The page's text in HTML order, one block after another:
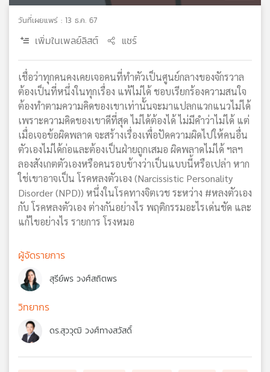
วันที่เผยแพร่ : 13 ธ.ค. 67
เพิ่มในเพลย์ลิสต์ แชร์
เชื่อว่าทุกคนคงเคยเจอคนที่ทำตัวเป็นศูนย์กลางของจักรวาล
ต้องเป็นที่หนึ่งในทุกเรื่อง แพ้ไม่ได้ ชอบเรียกร้องความสนใจ
ต้องทำตามความคิดของเขาเท่านั้นจะมาแปลกแวกแนวไม่ได้
เพราะความคิดของเขาดีที่สุด ไม่ได้ต้องได้ ไม่มีคำว่าไม่ได้ แต่
เมื่อเจอข้อผิดพลาด จะสร้างเรื่องเพื่อปัดความผิดไปให้คนอื่น
ตัวเองไม่ได้ก่อและต้องเป็นฝ่ายถูกเสมอ ผิดพลาดไม่ได้ ฯลฯ
ลองสังเกตตัวเองหรือคนรอบข้างว่าเป็นแบบนี้หรือเปล่า หาก
ใช่เขาอาจเป็น โรคหลงตัวเอง (Narcissistic Personality
Disorder (NPD)) หนึ่งในโรคทางจิตเวช ระหว่าง #หลงตัวเอง
กับ โรคหลงตัวเอง ต่างกันอย่างไร พฤติกรรมอะไรเด่นชัด และ
แก้ไขอย่างไร รายการ โรงหมอ
ผู้จัดรายการ
สุรีย์พร วงศ์สถิตพร
วิทยากร
ดร.สุววุฒิ วงศ์ทางสวัสดิ์